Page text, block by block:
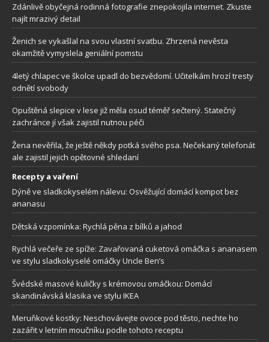
Zdánlivě obyčejná rodinná fotografie znepokojila internet. Zkuste
najít mrazivý detail
Ženich se vykašlal na svou vlastní svatbu. Zhrzená nevěsta
okamžitě vymyslela geniální pomstu
4letý chlapec ve školce upadl do bezvědomí. Učitelkám hrozí tresty
odnětí svobody
Opuštěná slepice v lese již měla osud téměř sečtený. Statečný
zachránce jí však zajistil nutnou péči
Žena nevěřila, že ještě někdy potká svého psa. Nečekaný telefonát
ale zajistil jejich opětovné shledaní
Recepty a vaření
Dýně ve sladkokyselém nálevu: Osvěžující domácí kompot bez
ananasu
Dětská vzpomínka: Rychlá pěna z bílků a jahod
Rychlá večeře ze spíže: Zavařovaná cuketová omáčka s ananasem
ve stylu sladkokyselé omáčky Uncle Ben’s
Švédské masové kuličky s krémovou omáčkou: Domácí
skandinávská klasika ve stylu IKEA
Meruňkové kostky: Neschovávejte ovoce pod těsto, nechte ho
zazářit v letním moučníku podle tohoto receptu